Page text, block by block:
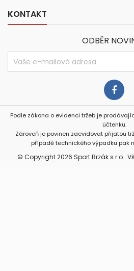
KONTAKT
ODBĚR
Podle zákona o evidenci tržeb je
účtenku.
Zároveň je povinen zaevidovat přijatou
případě technického výpadku pak
© Copyright 2026 Sport Brzák s.r.o..